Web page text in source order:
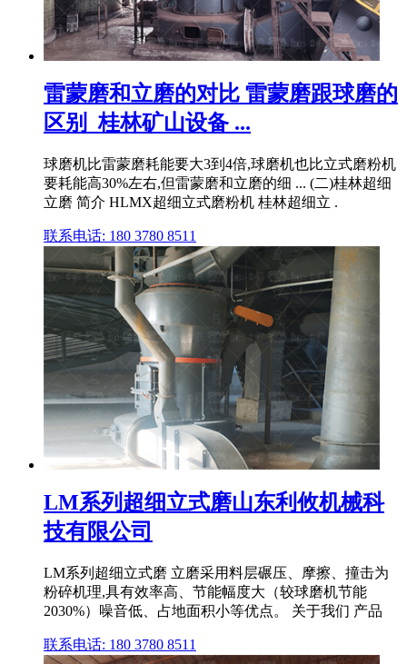
雷蒙磨和立磨的对比 雷蒙磨跟球磨的
区别_桂林矿山设备 ...
球磨机比雷蒙磨耗能要大3到4倍,球磨机也比立式磨粉机
要耗能高30%左右,但雷蒙磨和立磨的细 ... (二)桂林超细
立磨 简介 HLMX超细立式磨粉机 桂林超细立 .
联系电话: 180 3780 8511
LM系列超细立式磨山东利攸机械科
技有限公司
LM系列超细立式磨 立磨采用料层碾压、摩擦、撞击为
粉碎机理,具有效率高、节能幅度大（较球磨机节能
2030%）噪音低、占地面积小等优点。 关于我们 产品
联系电话: 180 3780 8511